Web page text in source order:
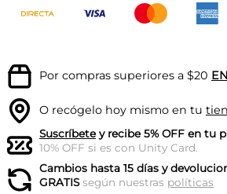
Por compras superiores a $20
O recógelo hoy mismo en tu
Suscríbetey recibe 5% OFF en tu
10% OFF si es con Unity Card.
Cambios hasta 15 días y
GRATISsegún nuestras políticas